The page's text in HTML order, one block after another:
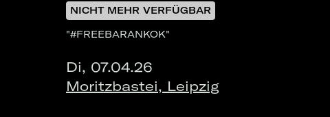
NICHT MEHR VERFÜGBAR
"#FREEBARANKOK"
Di, 07.04.26
Moritzbastei, Leipzig